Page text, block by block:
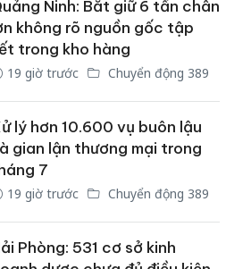
Ninh: Bắt giữ 6 tấn chân
không rõ nguồn gốc tập
trong kho hàng
19 giờ trước Chuyển động 389
lý hơn 10.600 vụ buôn lậu
gian lận thương mại trong
7
19 giờ trước Chuyển động 389
Phòng: 531 cơ sở kinh